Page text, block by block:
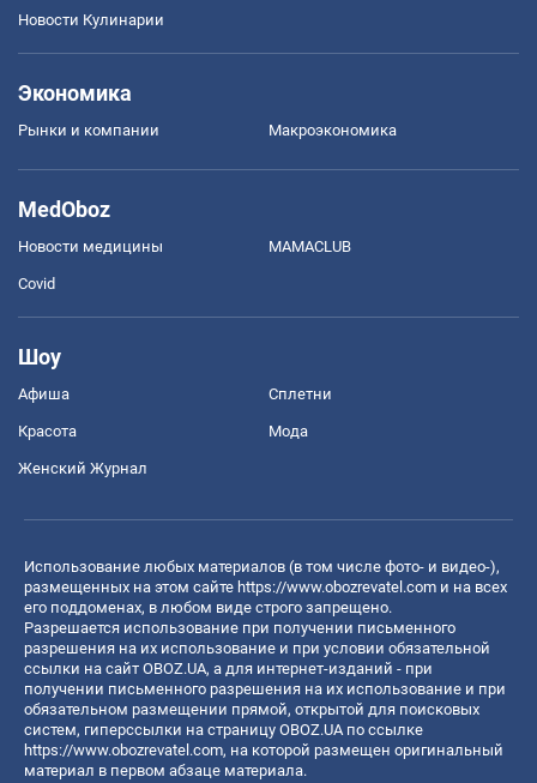
Новости Кулинарии
Экономика
Рынки и компании Mакроэкономика
MedOboz
Новости медицины MAMACLUB
Covid
Шоу
Афиша Сплетни
Красота Мода
Женский Журнал
Использование любых материалов (в том числе фото- и видео-),
размещенных на этом сайте https://www.obozrevatel.com и на всех
его поддоменах, в любом виде строго запрещено.
Разрешается использование при получении письменного
разрешения на их использование и при условии обязательной
ссылки на сайт OBOZ.UA, а для интернет-изданий - при
получении письменного разрешения на их использование и при
обязательном размещении прямой, открытой для поисковых
систем, гиперссылки на страницу OBOZ.UA по ссылке
https://www.obozrevatel.com, на которой размещен оригинальный
материал в первом абзаце материала.